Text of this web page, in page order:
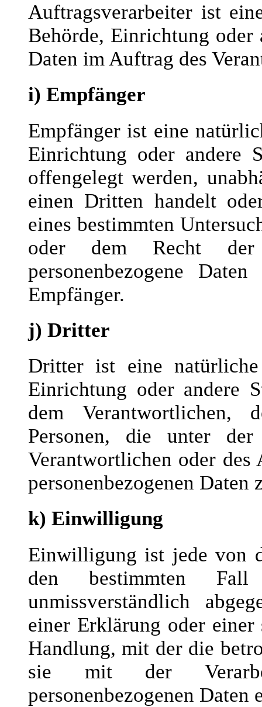
Auftragsverarbeiter ist
Behörde, Einrichtung oder
Daten im Auftrag des
i) Empfänger
Empfänger ist eine
Einrichtung oder andere
offengelegt werden,
einen Dritten handelt
eines bestimmten
oder dem Recht der
personenbezogene
Empfänger.
j) Dritter
Dritter ist eine
Einrichtung oder andere
dem Verantwortlichen,
Personen, die unter der
Verantwortlichen oder
personenbezogenen Daten
k) Einwilligung
Einwilligung ist jede von
den bestimmten
unmissverständlich
einer Erklärung oder einer
Handlung, mit der die
sie mit der
personenbezogenen Daten